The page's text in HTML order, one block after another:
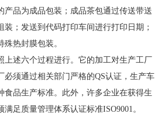
产品为成品包装；成品茶包通过传送带送
；发送到代码打印车间进行打印日期；
热封膜包装。
上述六个过程进行。它的加工对生产工厂
必须通过相关部门严格的QS认证，生产车
食品生产标准。此外，许多企业在获得生
足质量管理体系认证标准ISO9001。